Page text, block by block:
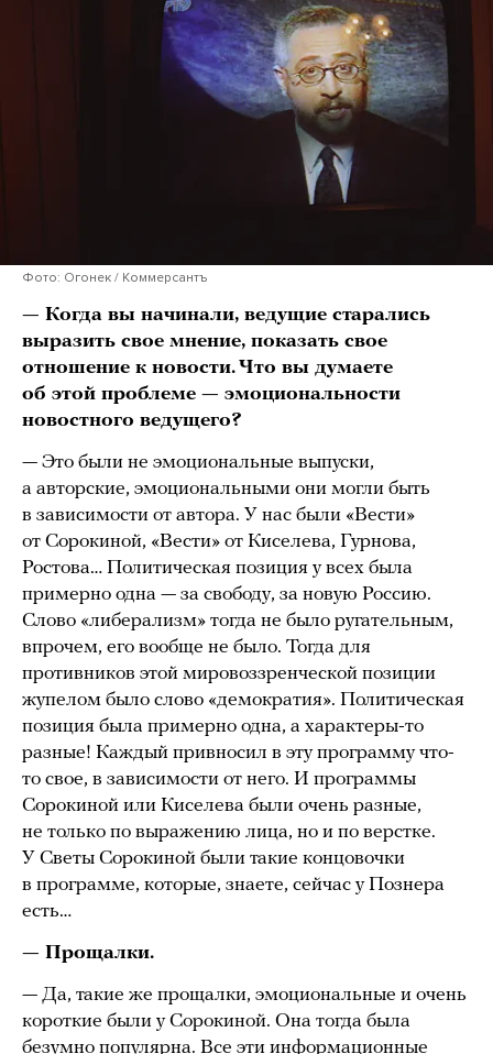
Фото: Огонек / Коммерсантъ
— Когда вы начинали, ведущие старались
выразить свое мнение, показать свое
отношение к новости. Что вы думаете
об этой проблеме — эмоциональности
новостного ведущего?
— Это были не эмоциональные выпуски,
а авторские, эмоциональными они могли быть
в зависимости от автора. У нас были «Вести»
от Сорокиной, «Вести» от Киселева, Гурнова,
Ростова… Политическая позиция у всех была
примерно одна — за свободу, за новую Россию.
Слово «либерализм» тогда не было ругательным,
впрочем, его вообще не было. Тогда для
противников этой мировоззренческой позиции
жупелом было слово «демократия». Политическая
позиция была примерно одна, а характеры-то
разные! Каждый привносил в эту программу что-
то свое, в зависимости от него. И программы
Сорокиной или Киселева были очень разные,
не только по выражению лица, но и по верстке.
У Светы Сорокиной были такие концовочки
в программе, которые, знаете, сейчас у Познера
есть…
— Прощалки.
— Да, такие же прощалки, эмоциональные и очень
короткие были у Сорокиной. Она тогда была
безумно популярна. Все эти информационные